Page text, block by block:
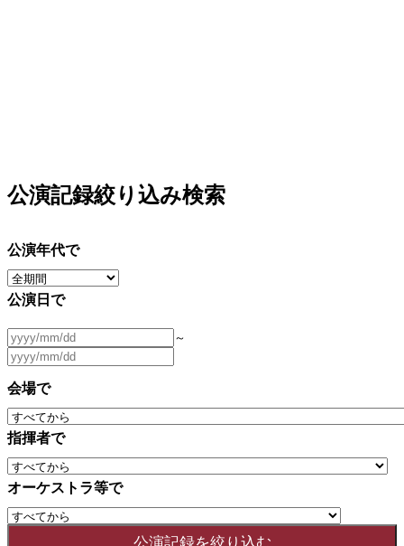
公演記録絞り込み検索
公演年代で
公演日で
～
会場で
指揮者で
オーケストラ等で